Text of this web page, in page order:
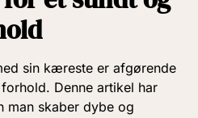
sin kæreste er afgørende
Denne artikel har
man skaber dybe og